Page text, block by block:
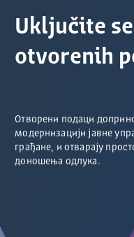
Uključite
otvorenih
Отворени подаци
модернизацији јавне
грађане, и отварају
доношења одлука.